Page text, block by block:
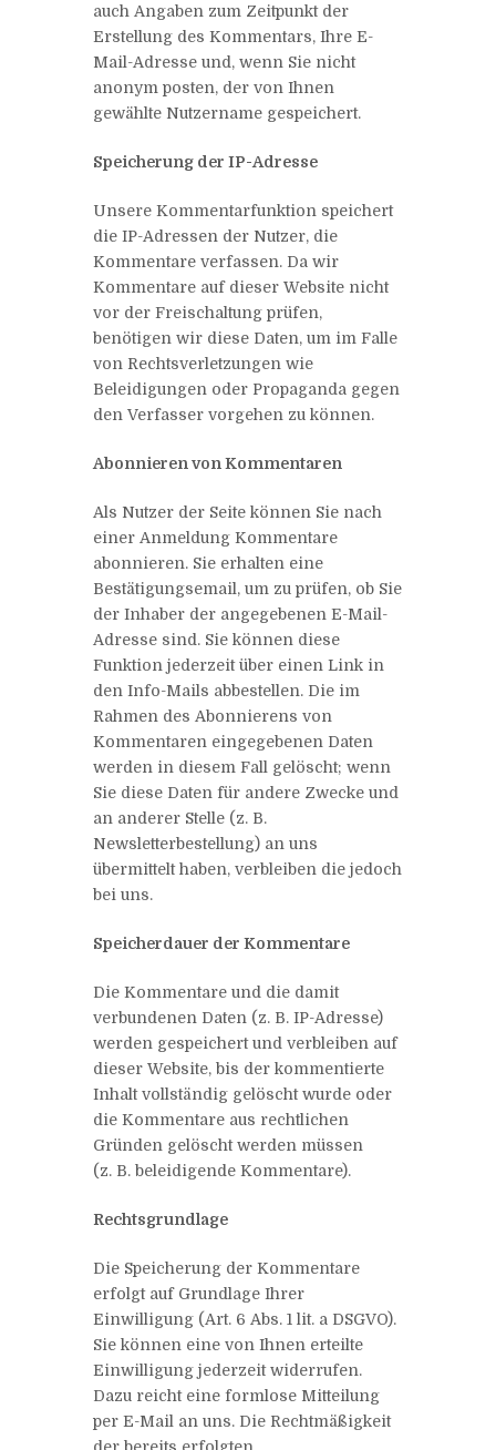
auch Angaben zum Zeitpunkt der
Erstellung des Kommentars, Ihre E-
Mail-Adresse und, wenn Sie nicht
anonym posten, der von Ihnen
gewählte Nutzername gespeichert.
Speicherung der IP-Adresse
Unsere Kommentarfunktion speichert
die IP-Adressen der Nutzer, die
Kommentare verfassen. Da wir
Kommentare auf dieser Website nicht
vor der Freischaltung prüfen,
benötigen wir diese Daten, um im Falle
von Rechtsverletzungen wie
Beleidigungen oder Propaganda gegen
den Verfasser vorgehen zu können.
Abonnieren von Kommentaren
Als Nutzer der Seite können Sie nach
einer Anmeldung Kommentare
abonnieren. Sie erhalten eine
Bestätigungsemail, um zu prüfen, ob Sie
der Inhaber der angegebenen E-Mail-
Adresse sind. Sie können diese
Funktion jederzeit über einen Link in
den Info-Mails abbestellen. Die im
Rahmen des Abonnierens von
Kommentaren eingegebenen Daten
werden in diesem Fall gelöscht; wenn
Sie diese Daten für andere Zwecke und
an anderer Stelle (z. B.
Newsletterbestellung) an uns
übermittelt haben, verbleiben die jedoch
bei uns.
Speicherdauer der Kommentare
Die Kommentare und die damit
verbundenen Daten (z. B. IP-Adresse)
werden gespeichert und verbleiben auf
dieser Website, bis der kommentierte
Inhalt vollständig gelöscht wurde oder
die Kommentare aus rechtlichen
Gründen gelöscht werden müssen
(z. B. beleidigende Kommentare).
Rechtsgrundlage
Die Speicherung der Kommentare
erfolgt auf Grundlage Ihrer
Einwilligung (Art. 6 Abs. 1 lit. a DSGVO).
Sie können eine von Ihnen erteilte
Einwilligung jederzeit widerrufen.
Dazu reicht eine formlose Mitteilung
per E-Mail an uns. Die Rechtmäßigkeit
der bereits erfolgten